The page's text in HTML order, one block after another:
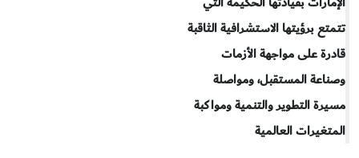
تتمتع برؤيتها الاستشرافية الثاقبة
قادرة على مواجهة الأزمات
وصناعة المستقبل، ومواصلة
مسيرة التطوير والتنمية ومواكبة
المتغيرات العالمية